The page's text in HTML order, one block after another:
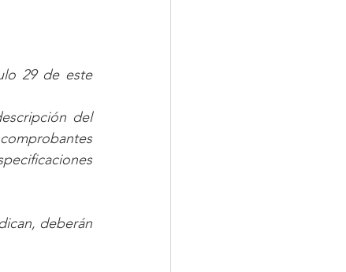
29 de este
del
deberán